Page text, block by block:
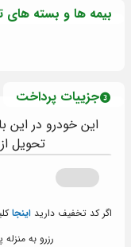
بیمه ها و بسته های
جزییات پرداخت
این خودرو در این
تحویل
اگر کد تخفیف دارید اینجا
رزرو به